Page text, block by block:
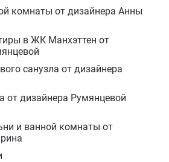
комнаты от дизайнера Анны
в ЖК Манхэттен от
санузла от дизайнера
от дизайнера Румянцевой
и ванной комнаты от